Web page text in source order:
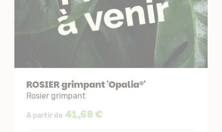
ROSIER grimpant 'Opalia®'
Rosier grimpant
A partir de 41,68 €